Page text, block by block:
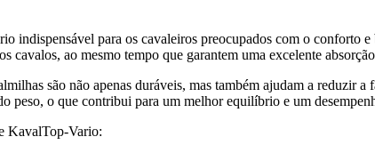
indispensável para os cavaleiros preocupados com o conforto
cavalos, ao mesmo tempo que garantem uma excelente
são não apenas duráveis, mas também ajudam a reduzir
peso, o que contribui para um melhor equilíbrio e um
KavalTop-Vario: